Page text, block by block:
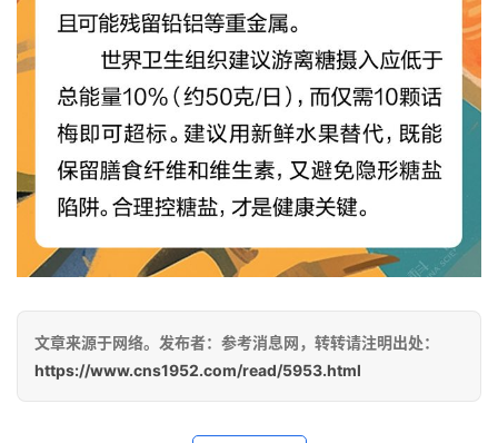
文章来源于网络。发布者：参考消息网，转转请注明出处：
https://www.cns1952.com/read/5953.html